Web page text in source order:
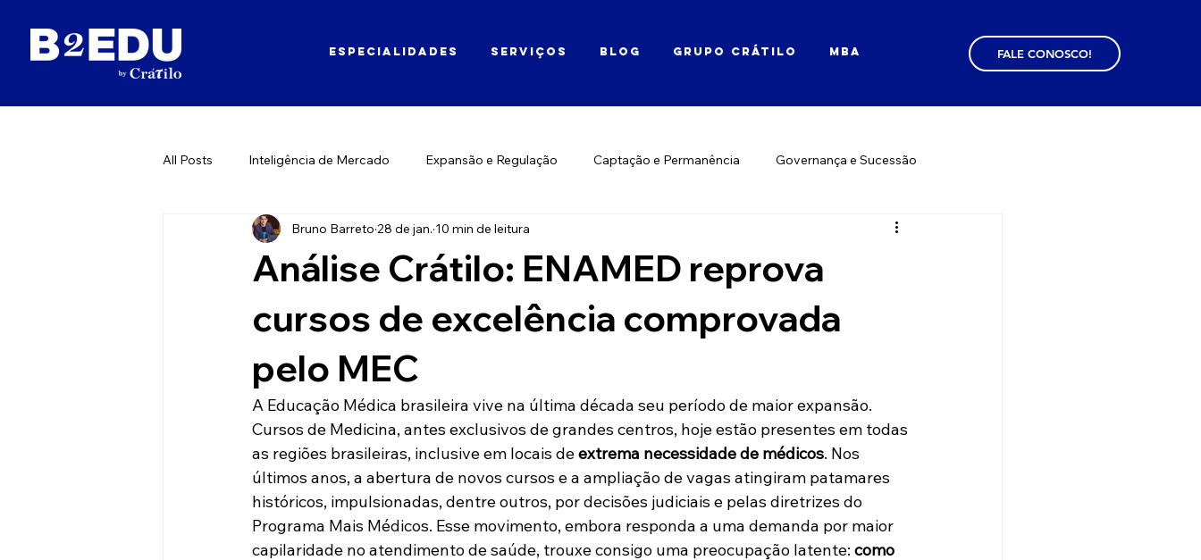
FALE CONOSCO!
ESPECIALIDADES SERVIÇOS BLOG GRUPO CRÁTILO MBA
All Posts Inteligência de Mercado Expansão e Regulação Captação e Permanência Governança e Sucessão
Gestão Compartilhada
Análise Crátilo: ENAMED reprova
cursos de excelência comprovada
pelo MEC
Bruno Barreto 28 de jan. 10 min de leitura
A Educação Médica brasileira vive na última década seu período de maior expansão.
Cursos de Medicina, antes exclusivos de grandes centros, hoje estão presentes em todas
as regiões brasileiras, inclusive em locais de extrema necessidade de médicos. Nos
últimos anos, a abertura de novos cursos e a ampliação de vagas atingiram patamares
históricos, impulsionadas, dentre outros, por decisões judiciais e pelas diretrizes do
Programa Mais Médicos. Esse movimento, embora responda a uma demanda por maior
capilaridade no atendimento de saúde, trouxe consigo uma preocupação latente: como